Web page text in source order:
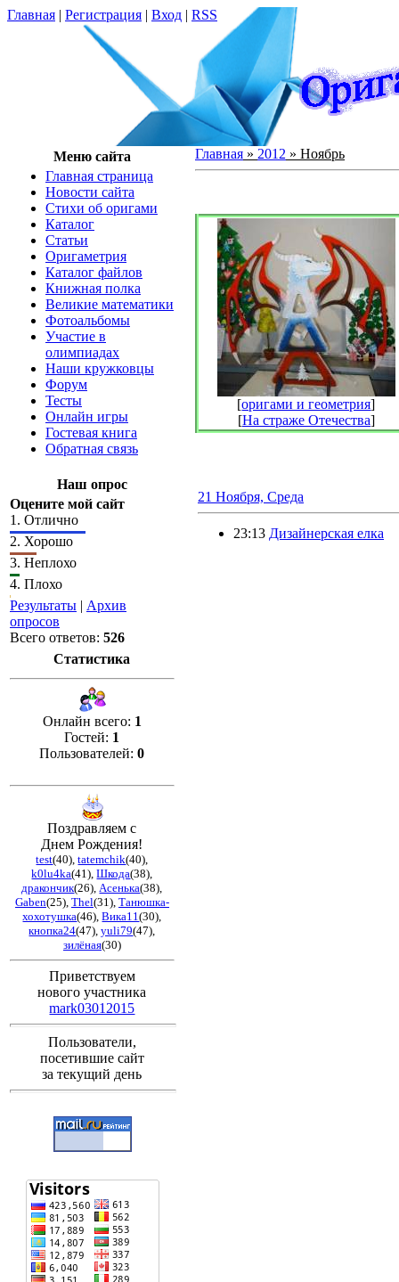
Главная | Регистрация | Вход | RSS
Меню сайта
Главная страница
Новости сайта
Cтихи об оригами
Каталог
Статьи
Оригаметрия
Каталог файлов
Книжная полка
Великие математики
Фотоальбомы
Участие в
олимпиадах
Наши кружковцы
Форум
Тесты
Онлайн игры
Гостевая книга
Обратная связь
Наш опрос
Оцените мой сайт
1. Отлично
2. Хорошо
3. Неплохо
4. Плохо
Результаты | Архив
опросов
Всего ответов: 526
Статистика
Онлайн всего: 1
Гостей: 1
Пользователей:0
Поздравляем с
Днем Рождения!
test(40),tatemchik(40),
k0lu4ka(41),Шкода(38),
дракончик(26),Асенька(38),
Gaben(25), Thel(31), Танюшка-
хохотушка(46),Вика11(30),
кнопка24(47),yuli79(47),
зилёная(30)
Приветствуем
нового участника
mark03012015
Пользователи,
посетившие сайт
за текущий день
Главная » 2012 » Ноябрь
[оригами и геометрия]
[На страже Отечества]
21 Ноября, Среда
23:13 Дизайнерская елка